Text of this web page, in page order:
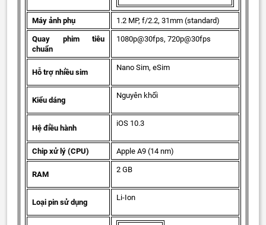
Máy ảnh phụ 1.2 MP, f/2.2, 31mm (standard)
Quay phim tiêu
chuẩn
1080p@30fps, 720p@30fps
Hỗ trợ nhiều sim
Nano Sim, eSim
Kiểu dáng
Nguyên khối
Hệ điều hành
iOS 10.3
Chip xử lý (CPU) Apple A9 (14 nm)
RAM
2 GB
Loại pin sử dụng
Li-Ion